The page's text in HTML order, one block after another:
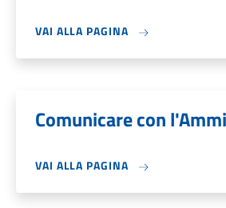
VAI ALLA PAGINA
Comunicare con
VAI ALLA PAGINA